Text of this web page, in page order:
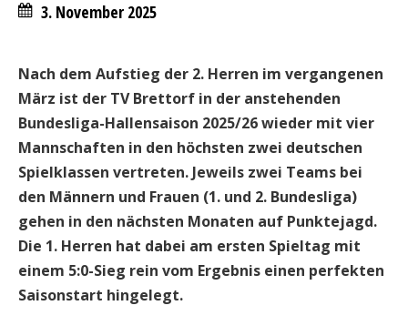
3. November 2025
Nach dem Aufstieg der 2. Herren im vergangenen
März ist der TV Brettorf in der anstehenden
Bundesliga-Hallensaison 2025/26 wieder mit vier
Mannschaften in den höchsten zwei deutschen
Spielklassen vertreten. Jeweils zwei Teams bei
den Männern und Frauen (1. und 2. Bundesliga)
gehen in den nächsten Monaten auf Punktejagd.
Die 1. Herren hat dabei am ersten Spieltag mit
einem 5:0-Sieg rein vom Ergebnis einen perfekten
Saisonstart hingelegt.